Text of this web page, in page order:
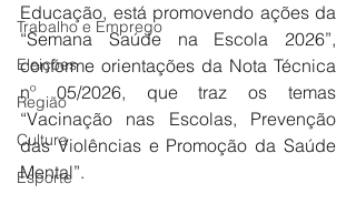
Trabalho e Emprego
Eleições
Região
Cultura
Esporte
Educação, está promovendo ações da
“Semana Saúde na Escola 2026”,
conforme orientações da Nota Técnica
nº 05/2026, que traz os temas
“Vacinação nas Escolas, Prevenção
das Violências e Promoção da Saúde
Mental”.